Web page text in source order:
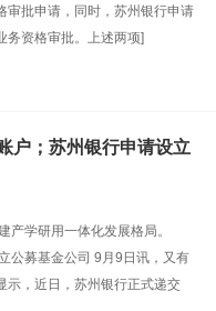
审批申请，同时，苏州银行申请
务资格审批。上述两项]
户；苏州银行申请设立
产学研用一体化发展格局。
公募基金公司 9月9日讯，又有
示，近日，苏州银行正式递交